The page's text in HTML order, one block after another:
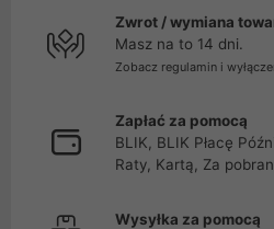
Zwrot / wymiana
Masz na to 14 dni.
Zobacz regulamin i
Zapłać za pomocą
BLIK, BLIK Płacę
Raty, Kartą, Za
Wysyłka za pomocą